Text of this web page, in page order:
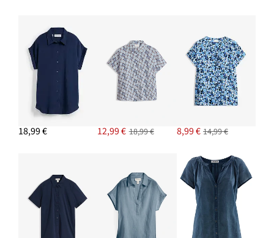
7,99 €
PRIDAŤ DO KOŠÍKA
Teplákové šortky
18,99 € 12,99 € 18,99 € 8,99 € 14,99 €